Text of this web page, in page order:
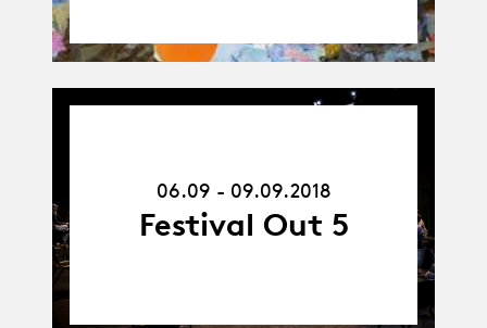
09.09.18
06.09 - 09.09.2018
Festival Out 5